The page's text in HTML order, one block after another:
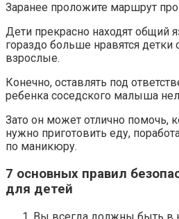
Заранее проложите маршрут
Дети прекрасно находят
гораздо больше нравятся детки
взрослые.
Конечно, оставлять под
ребенка соседского малыша
Зато он может отлично помочь,
нужно приготовить еду,
по маникюру.
7 основных правил
для детей